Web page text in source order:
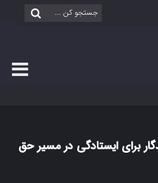
برای ایستادگی در مسیر حق